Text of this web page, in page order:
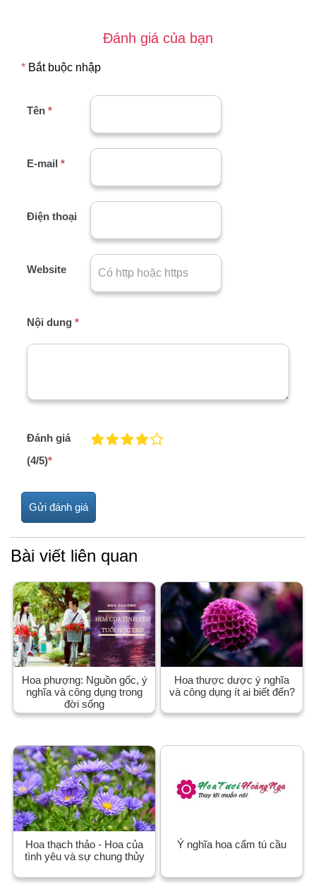
Đánh giá của bạn
* Bắt buộc nhập
Tên *
E-mail *
Điện thoại
Website
Nội dung *
Đánh giá
(4/5)*
Bài viết liên quan
Hoa phượng: Nguồn gốc, ý
nghĩa và công dụng trong
đời sống
Hoa thược dược ý nghĩa
và công dụng ít ai biết đến?
Hoa thạch thảo - Hoa của
tình yêu và sự chung thủy
Ý nghĩa hoa cẩm tú cầu